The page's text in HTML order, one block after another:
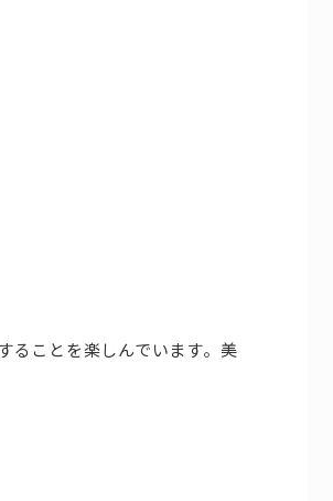
ることを楽しんでいます。美